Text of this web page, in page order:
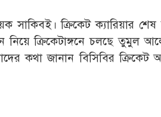
সাকিবই। ক্রিকেট ক্যারিয়ার
নিয়ে ক্রিকেটাঙ্গনে চলছে তুমুল
কথা জানান বিসিবির ক্রিকেট